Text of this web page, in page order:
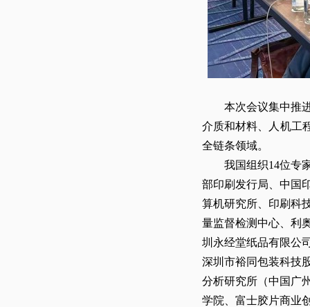
本次会议集中推进
介质和材料、人机工
全链条领域。
我国组织14位专家
部印刷发行局、中国
算机研究所、印刷科
量监督检测中心、利
圳永经堂纸品有限公
深圳市裕同包装科技
分析研究所（中国广
学院、富士胶片商业